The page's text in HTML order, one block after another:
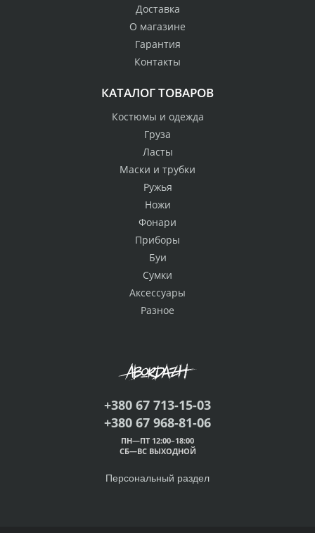
Доставка
О магазине
Гарантия
Контакты
КАТАЛОГ ТОВАРОВ
Костюмы и одежда
Груза
Ласты
Маски и трубки
Ружья
Ножи
Фонари
Приборы
Буи
Сумки
Аксессуары
Разное
+380 67 713-15-03
+380 67 968-81-06
ПН—ПТ 12:00–18:00
СБ—ВС ВЫХОДНОЙ
Персональный раздел